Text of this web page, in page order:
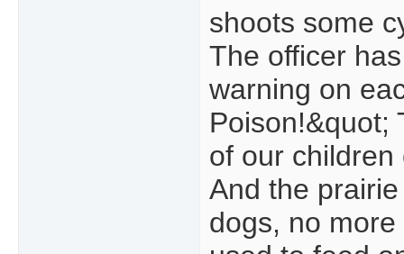
shoots some
The officer
warning on
Poison!&quot;
of our children
And the
dogs, no